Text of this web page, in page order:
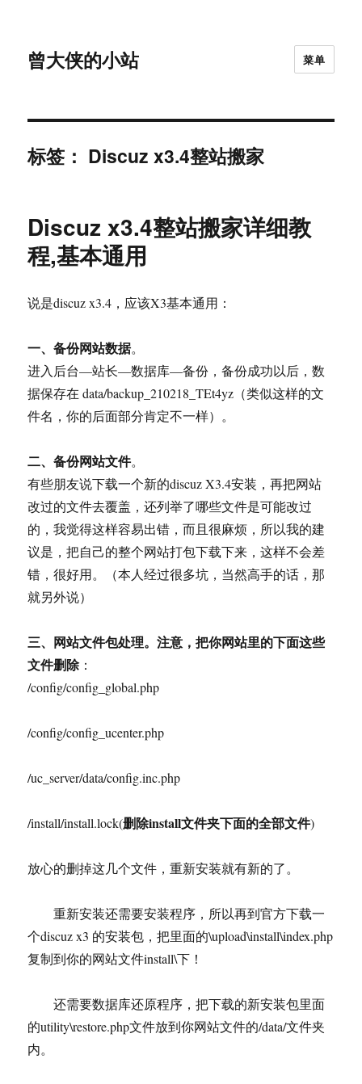
曾大侠的小站 菜单
标签： Discuz x3.4整站搬家
Discuz x3.4整站搬家详细教
程,基本通用
说是discuz x3.4，应该X3基本通用：
一、备份网站数据。
进入后台—站长—数据库—备份，备份成功以后，数
据保存在 data/backup_210218_TEt4yz（类似这样的文
件名，你的后面部分肯定不一样）。
二、备份网站文件。
有些朋友说下载一个新的discuz X3.4安装，再把网站
改过的文件去覆盖，还列举了哪些文件是可能改过
的，我觉得这样容易出错，而且很麻烦，所以我的建
议是，把自己的整个网站打包下载下来，这样不会差
错，很好用。（本人经过很多坑，当然高手的话，那
就另外说）
三、网站文件包处理。注意，把你网站里的下面这些
文件删除：
/config/config_global.php
/config/config_ucenter.php
/uc_server/data/config.inc.php
/install/install.lock(删除install文件夹下面的全部文件)
放心的删掉这几个文件，重新安装就有新的了。
重新安装还需要安装程序，所以再到官方下载一
个discuz x3 的安装包，把里面的\upload\install\index.php
复制到你的网站文件install\下！
还需要数据库还原程序，把下载的新安装包里面
的utility\restore.php文件放到你网站文件的/data/文件夹
内。